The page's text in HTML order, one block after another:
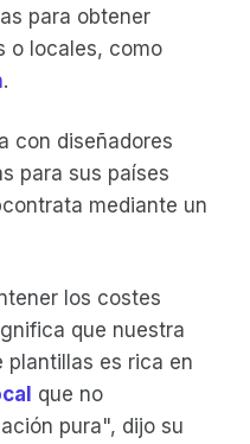
para obtener
o locales, como
.
con diseñadores
para sus países
mediante un
los costes
que nuestra
plantillas es rica en
que no
pura", dijo su